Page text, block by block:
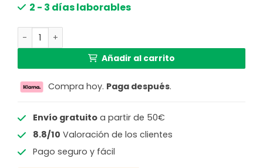
2 - 3 días laborables
Lámpara de mesa pantalla verde pie acero Mexlite
Añadir al carrito
Compra hoy. Paga después.
Envío gratuitoa partir de 50€
8.8/10 Valoración de los clientes
Pago seguro y fácil